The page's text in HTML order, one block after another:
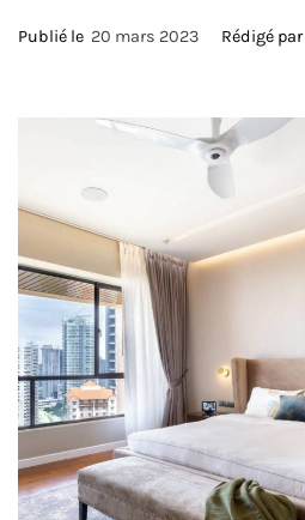
Publié le 20 mars 2023 Rédigé par